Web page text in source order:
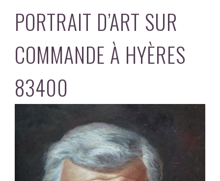
PORTRAIT D’ART SUR
COMMANDE À HYÈRES
83400